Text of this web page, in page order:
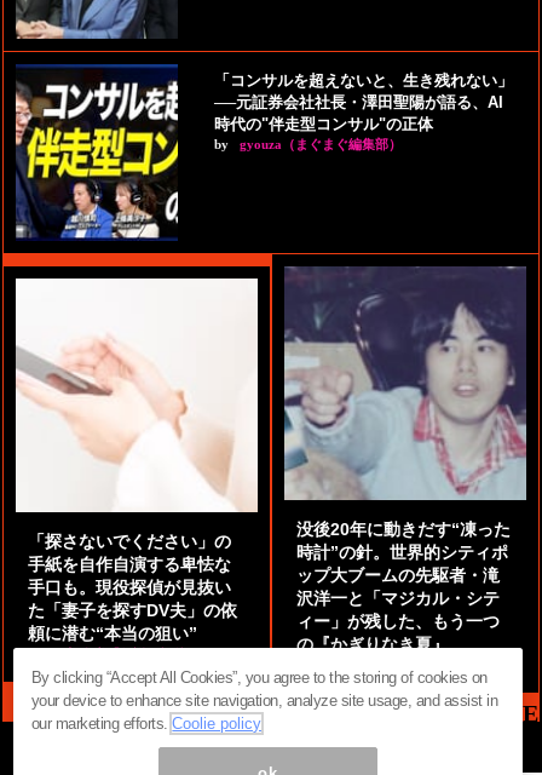
「コンサルを超えないと、生き残れない」
──元証券会社社長・澤田聖陽が語る、AI
時代の"伴走型コンサル"の正体
by gyouza（まぐまぐ編集部）
「探さないでください」の
手紙を自作自演する卑怯な
手口も。現役探偵が見抜い
た「妻子を探すDV夫」の依
頼に潜む“本当の狙い”
没後20年に動きだす“凍った
時計”の針。世界的シティポ
ップ大ブームの先駆者・滝
沢洋一と「マジカル・シテ
ィー」が残した、もう一つ
の『かぎりなき夏』
MAG2 NEWS HEADLINE
By clicking “Accept All Cookies”, you agree to the storing of cookies on
your device to enhance site navigation, analyze site usage, and assist in
our marketing efforts.Coolie policy